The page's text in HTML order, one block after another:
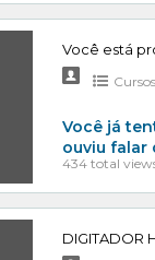
Você está
Cursos
Você já
ouviu falar
434 total
DIGITADOR